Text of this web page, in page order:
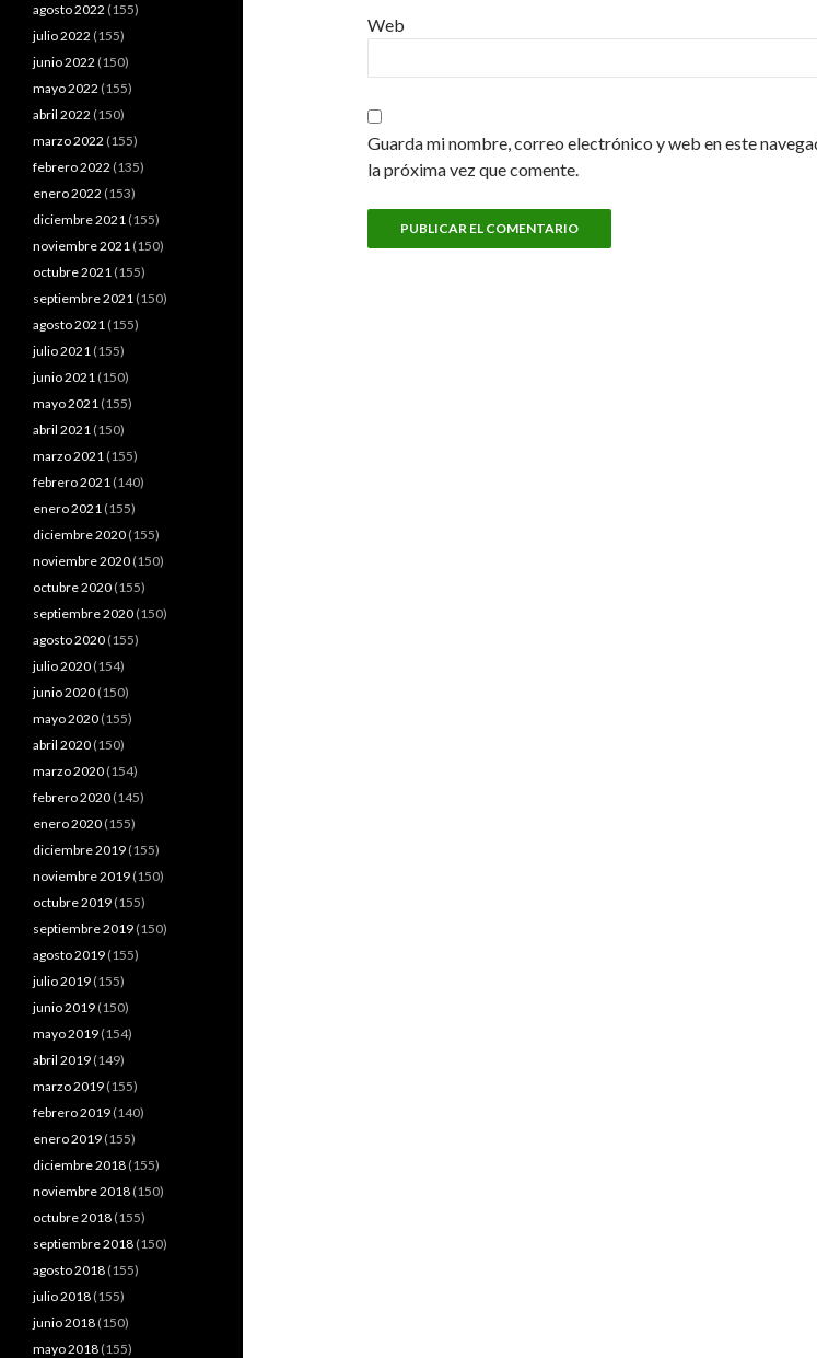
Web
Guarda mi nombre, correo electrónico y web en este
la próxima vez que comente.
agosto 2022 (155)
julio 2022 (155)
junio 2022 (150)
mayo 2022 (155)
abril 2022 (150)
marzo 2022 (155)
febrero 2022 (135)
enero 2022 (153)
diciembre 2021 (155)
noviembre 2021 (150)
octubre 2021 (155)
septiembre 2021 (150)
agosto 2021 (155)
julio 2021 (155)
junio 2021 (150)
mayo 2021 (155)
abril 2021 (150)
marzo 2021 (155)
febrero 2021 (140)
enero 2021 (155)
diciembre 2020 (155)
noviembre 2020 (150)
octubre 2020 (155)
septiembre 2020 (150)
agosto 2020 (155)
julio 2020 (154)
junio 2020 (150)
mayo 2020 (155)
abril 2020 (150)
marzo 2020 (154)
febrero 2020 (145)
enero 2020 (155)
diciembre 2019 (155)
noviembre 2019 (150)
octubre 2019 (155)
septiembre 2019 (150)
agosto 2019 (155)
julio 2019 (155)
junio 2019 (150)
mayo 2019 (154)
abril 2019 (149)
marzo 2019 (155)
febrero 2019 (140)
enero 2019 (155)
diciembre 2018 (155)
noviembre 2018 (150)
octubre 2018 (155)
septiembre 2018 (150)
agosto 2018 (155)
julio 2018 (155)
junio 2018 (150)
mayo 2018 (155)